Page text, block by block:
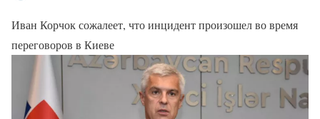
Иван Корчок сожалеет, что инцидент произошел во время
переговоров в Киеве